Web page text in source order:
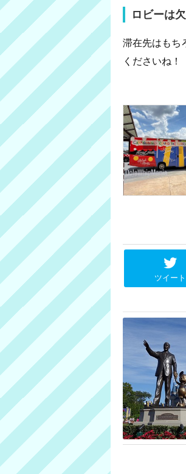
ロビーは
滞在先はもち
くださいね！
ツイート